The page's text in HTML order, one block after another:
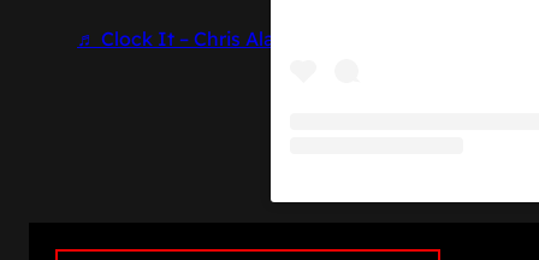
♬ Clock It – Chris Alan Lee